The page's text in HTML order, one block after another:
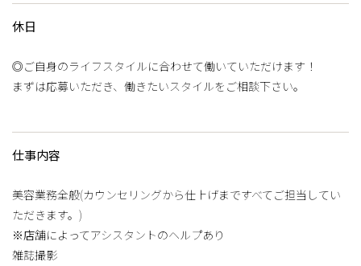
休日
◎ご自身のライフスタイルに合わせて働いていただけます！
まずは応募いただき、働きたいスタイルをご相談下さい。
仕事内容
美容業務全般(カウンセリングから仕上げまですべてご担当してい
ただきます。)
※店舗によってアシスタントのヘルプあり
雑誌撮影